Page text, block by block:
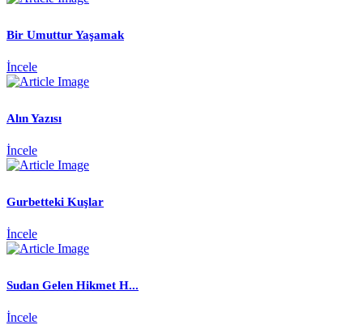
Bir Umuttur Yaşamak
İncele
Alın Yazısı
İncele
Gurbetteki Kuşlar
İncele
Sudan Gelen Hikmet H...
İncele